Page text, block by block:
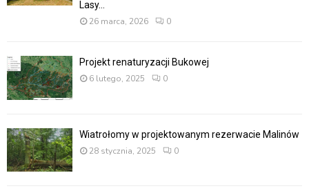
Lasy...
26 marca, 2026
0
Projekt renaturyzacji Bukowej
6 lutego, 2025
0
Wiatrołomy w projektowanym rezerwacie Malinów
28 stycznia, 2025
0